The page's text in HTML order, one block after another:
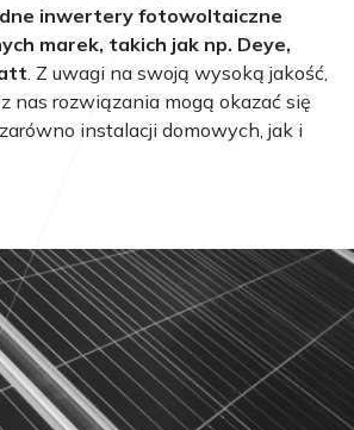
inwertery fotowoltaiczne
marek, takich jak np. Deye,
. Z uwagi na swoją wysoką jakość,
nas rozwiązania mogą okazać się
instalacji domowych, jak i